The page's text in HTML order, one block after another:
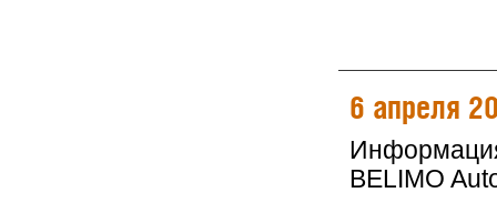
6 апреля
BELIMO